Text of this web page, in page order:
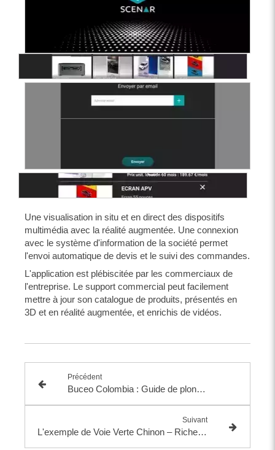
Une visualisation in situ et en direct des dispositifs
multimédia avec la réalité augmentée. Une connexion
avec le système d'information de la société permet
l'envoi automatique de devis et le suivi des commandes.
L'application est plébiscitée par les commerciaux de
l'entreprise. Le support commercial peut facilement
mettre à jour son catalogue de produits, présentés en
3D et en réalité augmentée, et enrichis de vidéos.
Précédent
Buceo Colombia : Guide de plongée en Colombie
Suivant
L'exemple de Voie Verte Chinon – Richelieu